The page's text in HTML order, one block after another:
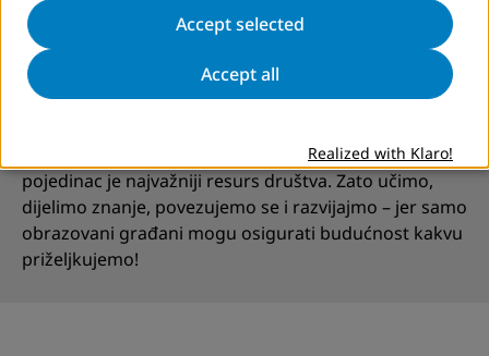
svoju odgovornost. Bez društva koje vjeruje u ideju
cjeloživotnog učenja, neće biti napretka – bilo
ekonomskog, socijalnog ili kulturnog. Stoga možemo
reći da ono predstavlja temelj građanske
U vremenima dinamičnih promjena, obrazovan
pojedinac je najvažniji resurs društva. Zato učimo,
dijelimo znanje, povezujemo se i razvijajmo – jer samo
obrazovani građani mogu osigurati budućnost kakvu
priželjkujemo!
Accept selected
Accept all
Realized with Klaro!